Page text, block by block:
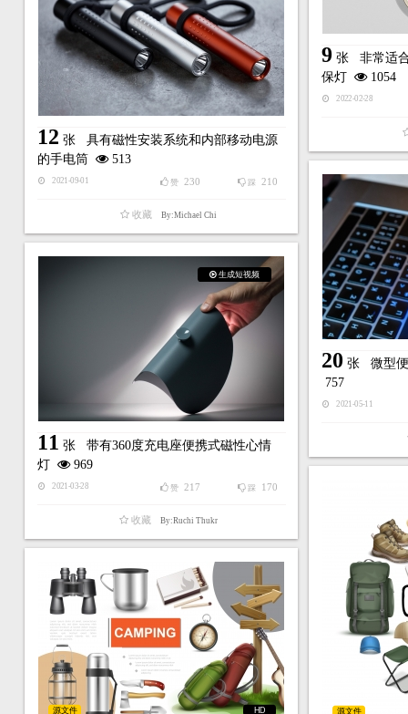
9张 非常适
保灯
1054
2022-02-28
12 张 具有磁性安装系统和内部移动电源
的手电筒
513
2021-09-01 踩 210
赞 230
收藏 By:Michael Chi
20 张 微型
757
2021-05-11
生成短视频
11 张 带有360度充电座便携式磁性心情
灯
969
2021-03-28 踩 170
赞 217
收藏 By:Ruchi Thukr
源文件
HD
源文件